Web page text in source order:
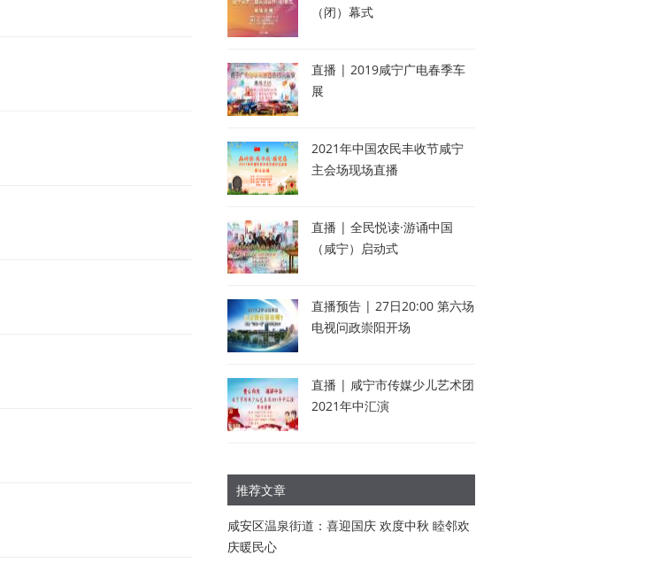
（闭）幕式
直播 | 2019咸宁广电春季车
展
2021年中国农民丰收节咸宁
主会场现场直播
直播 | 全民悦读·游诵中国
（咸宁）启动式
直播预告 | 27日20:00 第六场
电视问政崇阳开场
直播 | 咸宁市传媒少儿艺术团
2021年中汇演
推荐文章
咸安区温泉街道：喜迎国庆 欢度中秋 睦邻欢
庆暖民心